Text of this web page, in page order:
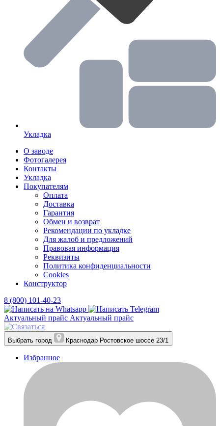
Укладка
О заводе
Фотогалерея
Контакты
Укладка
Покупателям
Оплата
Доставка
Гарантия
Обмен и возврат
Рекомендации по укладке
Для жалоб и предложений
Правовая информация
Реквизиты
Политика конфиденциальности
Cookies
Конструктор
8 (800) 101-40-23
Актуальный прайс Актуальный прайс
Выбрать город Краснодар Ростовское шоссе 23/1
Избранное